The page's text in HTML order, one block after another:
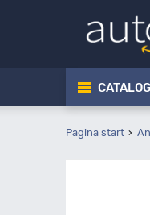
Pagina start